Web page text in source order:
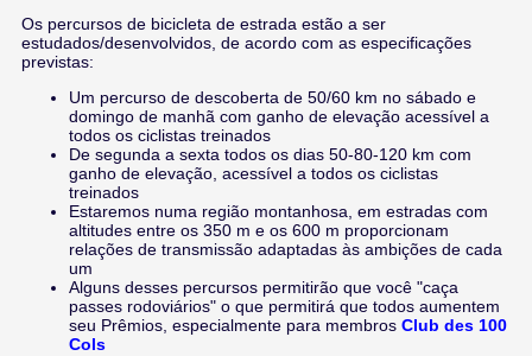
Os percursos de bicicleta de estrada estão a ser
estudados/desenvolvidos, de acordo com as especificações
previstas:
Um percurso de descoberta de 50/60 km no sábado e
domingo de manhã com ganho de elevação acessível a
todos os ciclistas treinados
De segunda a sexta todos os dias 50-80-120 km com
ganho de elevação, acessível a todos os ciclistas
treinados
Estaremos numa região montanhosa, em estradas com
altitudes entre os 350 m e os 600 m proporcionam
relações de transmissão adaptadas às ambições de cada
um
Alguns desses percursos permitirão que você "caça
passes rodoviários" o que permitirá que todos aumentem
seu Prêmios, especialmente para membros Club des 100
Cols